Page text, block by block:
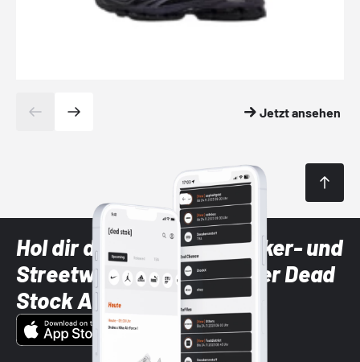
Jetzt ansehen
Hol dir die neuesten Sneaker- und
Streetwear-Brands mit der Dead
Stock App